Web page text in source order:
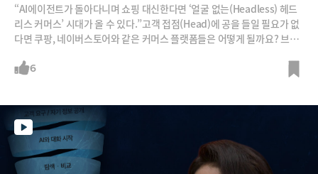
“AI에이전트가 돌아다니며 쇼핑 대신한다면 ‘얼굴 없는(Headless) 헤드
리스 커머스’ 시대가 올 수 있다.”고객 접점(Head)에 공을 들일 필요가 없
다면 쿠팡, 네이버스토어와 같은 커머스 플랫폼들은 어떻게 될까요? 브랜
다.※ 허진호 박사가 또 하나 던진 질문 : “몇 년안에 리니지 같은 게임을 누
6